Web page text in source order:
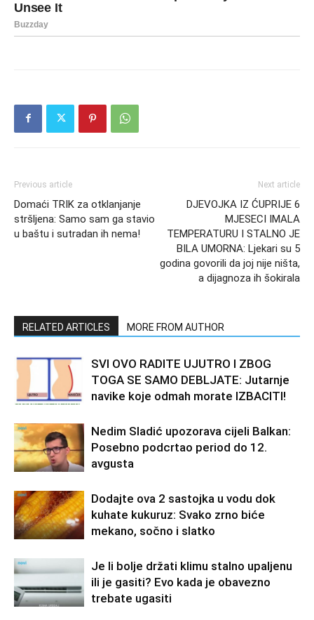
Previous article
Domaći TRIK za otklanjanje
stršljena: Samo sam ga stavio
u baštu i sutradan ih nema!
Next article
DJEVOJKA IZ ĆUPRIJE 6
MJESECI IMALA
TEMPERATURU I STALNO JE
BILA UMORNA: Ljekari su 5
godina govorili da joj nije ništa,
a dijagnoza ih šokirala
RELATED ARTICLES MORE FROM AUTHOR
SVI OVO RADITE UJUTRO I ZBOG
TOGA SE SAMO DEBLJATE: Jutarnje
navike koje odmah morate IZBACITI!
Nedim Sladić upozorava cijeli Balkan:
Posebno podcrtao period do 12.
avgusta
Dodajte ova 2 sastojka u vodu dok
kuhate kukuruz: Svako zrno biće
mekano, sočno i slatko
Je li bolje držati klimu stalno upaljenu
ili je gasiti? Evo kada je obavezno
trebate ugasiti